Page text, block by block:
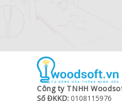
Công ty TNHH
Số ĐKKD: 0108115976